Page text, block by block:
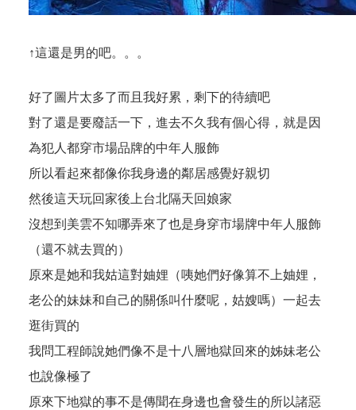
↑這還是男的吧。。。
好了圖片太多了而且我好累，剩下的待續吧
對了還是要廢話一下，進去不久我有個心得，就是因
為犯人都穿市場品牌的中年人服飾
所以看起來都像你我身邊的鄰居感覺好親切
然後這天玩回家後上台北隔天回娘家
沒想到美雲不知哪弄來了也是身穿市場牌中年人服飾
（還不就去買的）
原來是她和我姑這對妯娌（咦她們好像算不上妯娌，
老公的妹妹和自己的關係叫什麼呢，姑嫂嗎）一起去
逛街買的
我問工程師說她們像不是十八層地獄回來的姊妹老公
也說像極了
原來下地獄的事不是傳聞在身邊也會發生的所以諸惡